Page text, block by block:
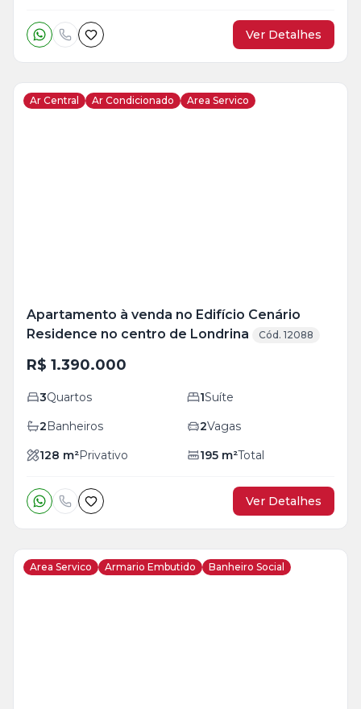
Ver Detalhes
Ar Central Ar Condicionado Area Servico
Apartamento à venda no Edifício Cenário
Residence no centro de Londrina
Cód. 12088
R$ 1.390.000
3Quartos 1Suíte
2Banheiros 2Vagas
128 m²Privativo 195 m²Total
Ver Detalhes
Area Servico Armario Embutido Banheiro Social